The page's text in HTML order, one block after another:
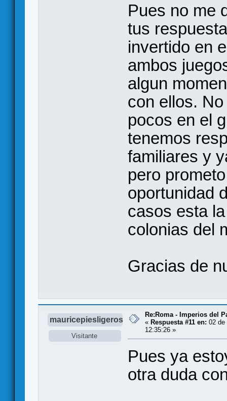
Pues no me
tus
invertido en
ambos
algun
con ellos.
pocos en el
tenemos
familiares y
pero
oportunidad
casos esta
colonias del
Gracias de
mauricepiesligeros
Visitante
Re:Roma - Imperios del
« Respuesta #11 en: 02 de
12:35:26 »
Pues ya
otra duda